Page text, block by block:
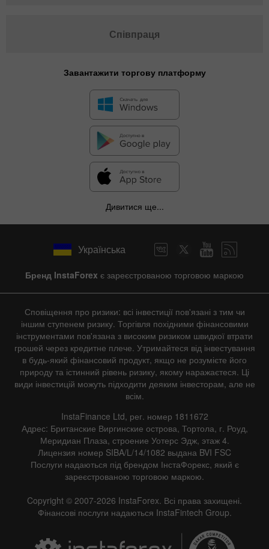
Співпраця
Завантажити торгову платформу
Дивитися ще...
Українська
Бренд InstaForex є зареєстрованою торговою маркою
Сповіщення про ризики: всі інвестиції пов'язані з тим чи
іншим ступенем ризику. Торгівля похідними фінансовими
інструментами пов'язана з високим ризиком швидкої втрати
грошей через кредитне плече. Утримайтеся від інвестування
в будь-який фінансовий продукт, якщо не розумієте його
природу та істинний рівень ризику, якому наражаєтеся. Ці
види інвестицій можуть підходити деяким інвесторам, але не
всім.
InstaFinance Ltd, рег. номер 1811672
Адрес: Британские Виргинские острова, Тортола, г. Роуд,
Меридиан Плаза, строение Уотерс Эдж, этаж 4.
Лицензия номер SIBA/L/14/1082 выдана BVI FSC
Послуги надаються під брендом ІнстаФорекс, який є
зареєстрованою торговою маркою.
Copyright © 2007-2026 InstaForex. Всі права захищені.
Фінансові послуги надаються InstaFintech Group.